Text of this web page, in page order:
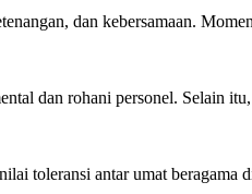
dan kebersamaan.
dan rohani personel. Selain
toleransi antar umat beragama